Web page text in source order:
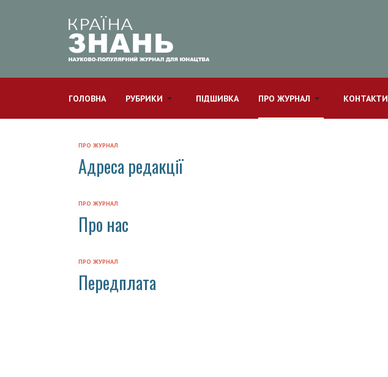
ГОЛОВНА РУБРИКИ ПІДШИВКА ПРО ЖУРНАЛ КОНТАКТИ
ПРО ЖУРНАЛ
Адреса редакції
ПРО ЖУРНАЛ
Про нас
ПРО ЖУРНАЛ
Передплата